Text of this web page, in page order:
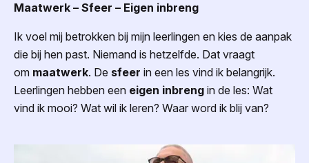
Maatwerk – Sfeer – Eigen inbreng
Ik voel mij betrokken bij mijn leerlingen en kies de aanpak
die bij hen past. Niemand is hetzelfde. Dat vraagt
om maatwerk. De sfeer in een les vind ik belangrijk.
Leerlingen hebben een eigen inbreng in de les: Wat
vind ik mooi? Wat wil ik leren? Waar word ik blij van?